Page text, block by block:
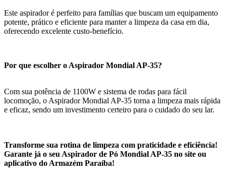
Este aspirador é perfeito para famílias que buscam um equipamento
potente, prático e eficiente para manter a limpeza da casa em dia,
oferecendo excelente custo-benefício.
Por que escolher o Aspirador Mondial AP-35?
Com sua potência de 1100W e sistema de rodas para fácil
locomoção, o Aspirador Mondial AP-35 torna a limpeza mais rápida
e eficaz, sendo um investimento certeiro para o cuidado do seu lar.
Transforme sua rotina de limpeza com praticidade e eficiência!
Garante já o seu Aspirador de Pó Mondial AP-35 no site ou
aplicativo do Armazém Paraíba!